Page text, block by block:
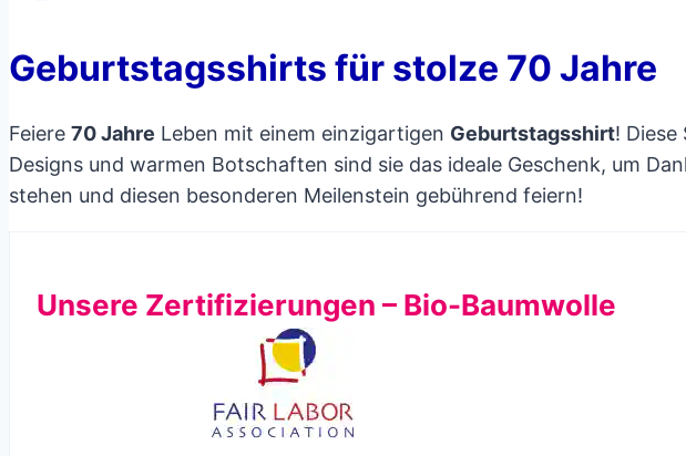
Geburtstagsshirts für stolze 70 Jahre
Feiere 70 Jahre Leben mit einem einzigartigen Geburtstagsshirt!
Designs und warmen Botschaften sind sie das ideale Geschenk, um
stehen und diesen besonderen Meilenstein gebührend feiern!
Unsere Zertifizierungen – Bio-Baumwolle